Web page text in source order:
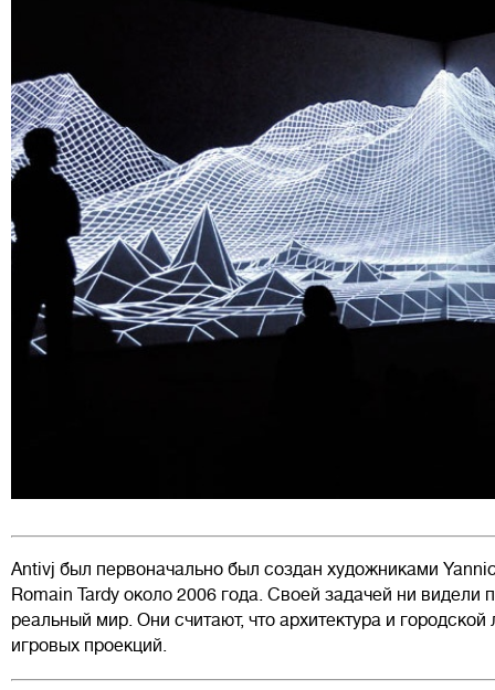
Antivj был первоначально был создан художниками
Romain Tardy около 2006 года. Своей задачей ни видели
реальный мир. Они считают, что архитектура и
игровых проекций.